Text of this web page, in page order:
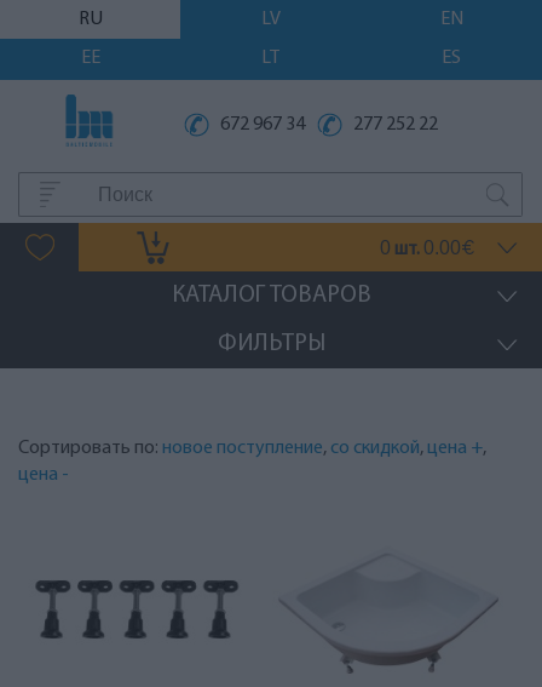
RU LV
EN
EE
LT ES
672 967 34 277 252 22
0 шт. 0.00€
КАТАЛОГ ТОВАРОВ
ФИЛЬТРЫ
Сортировать по: новое поступление, со скидкой, цена +,
цена -